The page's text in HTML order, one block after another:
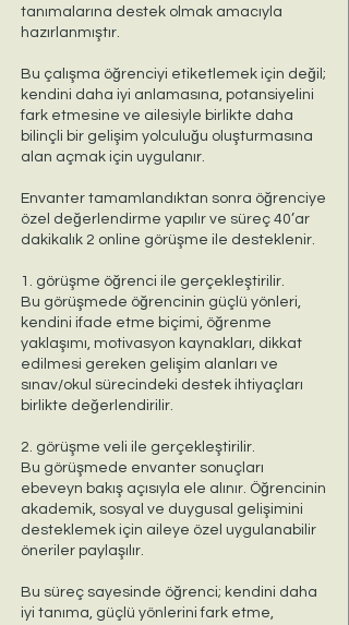
tanımalarına destek olmak amacıyla
hazırlanmıştır.
Bu çalışma öğrenciyi etiketlemek için değil;
kendini daha iyi anlamasına, potansiyelini
fark etmesine ve ailesiyle birlikte daha
bilinçli bir gelişim yolculuğu oluşturmasına
alan açmak için uygulanır.
Envanter tamamlandıktan sonra öğrenciye
özel değerlendirme yapılır ve süreç 40’ar
dakikalık 2 online görüşme ile desteklenir.
1. görüşme öğrenci ile gerçekleştirilir.
Bu görüşmede öğrencinin güçlü yönleri,
kendini ifade etme biçimi, öğrenme
yaklaşımı, motivasyon kaynakları, dikkat
edilmesi gereken gelişim alanları ve
sınav/okul sürecindeki destek ihtiyaçları
birlikte değerlendirilir.
2. görüşme veli ile gerçekleştirilir.
Bu görüşmede envanter sonuçları
ebeveyn bakış açısıyla ele alınır. Öğrencinin
akademik, sosyal ve duygusal gelişimini
desteklemek için aileye özel uygulanabilir
öneriler paylaşılır.
Bu süreç sayesinde öğrenci; kendini daha
iyi tanıma, güçlü yönlerini fark etme,